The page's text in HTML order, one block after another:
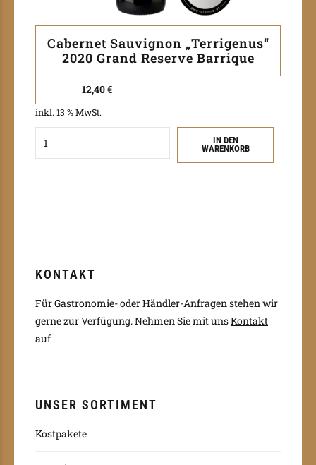
Cabernet Sauvignon „Terrigenus“
2020 Grand Reserve Barrique
12,40€
inkl. 13 % MwSt.
IN DEN
WARENKORB
KONTAKT
Für Gastronomie- oder Händler-Anfragen stehen wir
gerne zur Verfügung.Nehmen Sie mit unsKontakt
auf
UNSER SORTIMENT
Kostpakete